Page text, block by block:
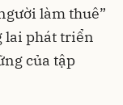
làm thuê”
lai phát triển
của tập